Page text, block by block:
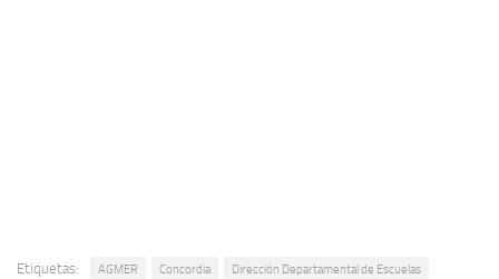
Etiquetas: AGMER Concordia Dirección Departamental de Escuelas